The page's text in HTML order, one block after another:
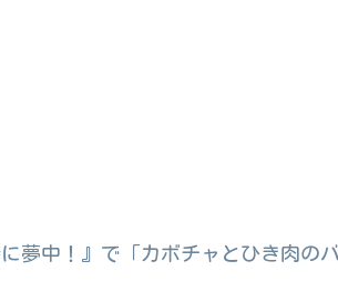
夢中！』で「カボチャとひき肉の